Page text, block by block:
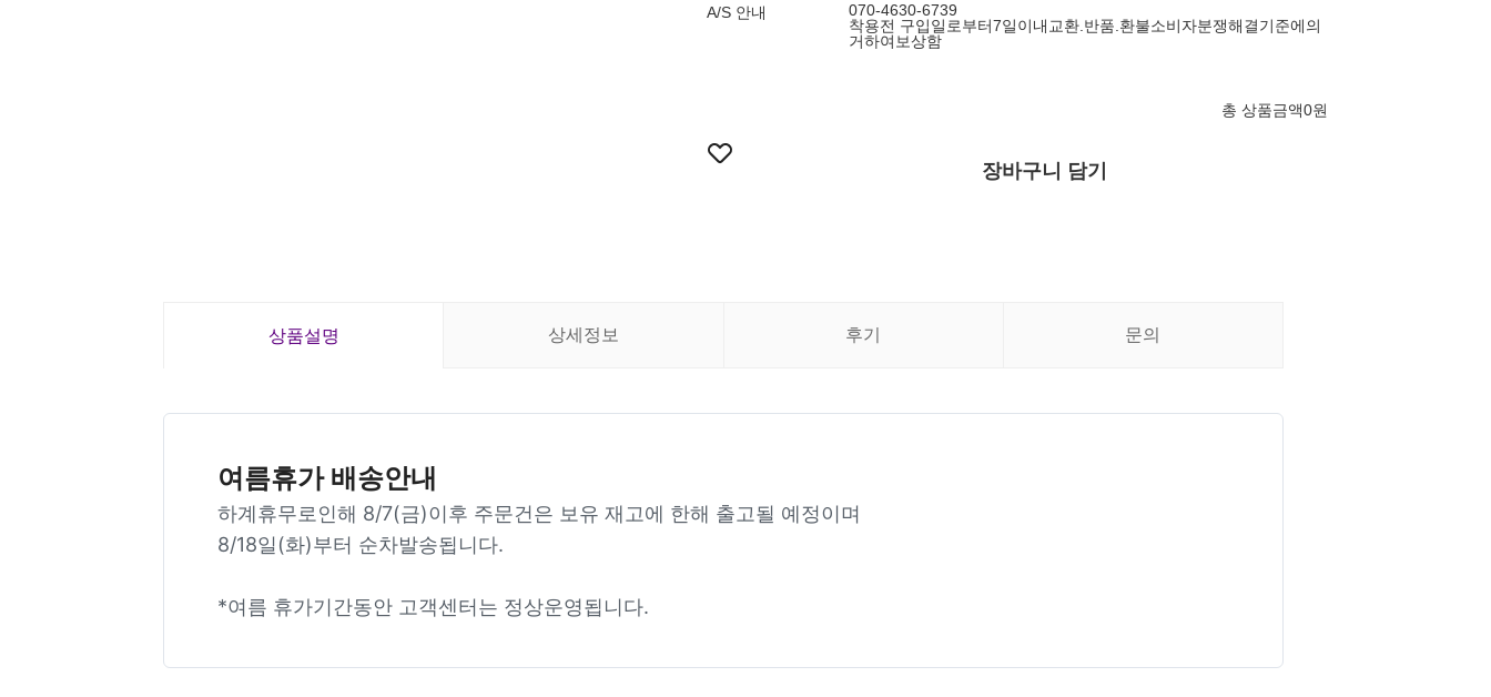
A/S 안내
070-4630-6739
착용전 구입일로부터7일이내교환.반품.환불소비자분쟁해결기준에의
거하여보상함
총 상품금액0원
장바구니 담기
상품설명 상세정보 후기 문의
여름휴가 배송안내
하계휴무로인해 8/7(금)이후 주문건은 보유 재고에 한해 출고될 예정이며
8/18일(화)부터 순차발송됩니다.
*여름 휴가기간동안 고객센터는 정상운영됩니다.